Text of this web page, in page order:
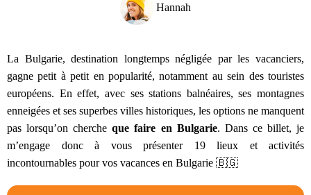
Hannah
La Bulgarie, destination longtemps négligée par les vacanciers,
gagne petit à petit en popularité, notamment au sein des touristes
européens. En effet, avec ses stations balnéaires, ses montagnes
enneigées et ses superbes villes historiques, les options ne manquent
pas lorsqu’on chercheque faire en Bulgarie. Dans ce billet, je
m’engage donc à vous présenter 19 lieux et activités
incontournables pour vos vacances en Bulgarie 🇧🇬